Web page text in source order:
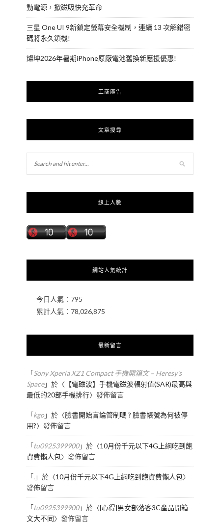
動電源，掀磁吸快充革命
三星 One UI 9新鎖定螢幕安全機制，連續 13 次解錯密
碼將永久鎖機!
燦坤2026年暑期iPhone原廠電池舊換新應援優惠!
工商廣告
文章搜尋
線上人數
網站人氣統計
今日人氣： 795
累計人氣： 78,026,875
最新留言
「Sony Xperia XZ1 Compact 手機開箱文 – Heresy's
Space」於〈 【電磁波】手機電磁波輻射值(SAR)最高與
最低的20部手機排行〉發佈留言
「kgo」於〈臉書開始言論管制嗎 ? 臉書帳號為何被停
用?〉發佈留言
「tu0925399900」於〈10月份千元以下4G上網吃到飽
資費懶人包〉發佈留言
「.」於〈10月份千元以下4G上網吃到飽資費懶人包〉
發佈留言
「tu0925399900」於〈[心得]男女部落客3C產品開箱
文大不同〉發佈留言